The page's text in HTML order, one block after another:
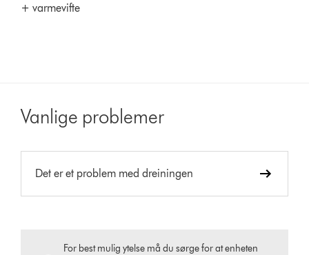
+ varmevifte
Vanlige problemer
Det er et problem med dreiningen
For best mulig ytelse må du sørge for at enheten